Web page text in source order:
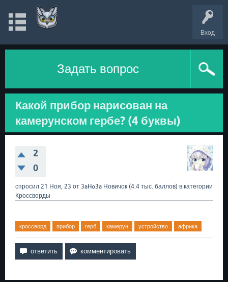
Вход
Задать вопрос
Какой прибор нарисован на
камерунском гербе? (4 буквы)
2
0
спросил 21 Ноя, 23 от 3aHo3a Новичок (4.4 тыс. баллов) в категории
Кроссворды
кроссворд прибор герб камерун устройство африка